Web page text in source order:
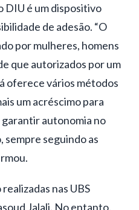
DIU é um dispositivo
de adesão. “O
por mulheres, homens
que autorizados por um
oferece vários métodos
um acréscimo para
garantir autonomia no
seguindo as
nas UBS
Jalali. No entanto,